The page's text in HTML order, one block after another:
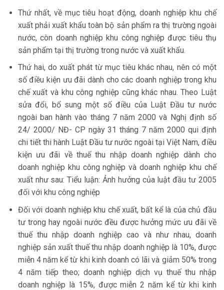
Thứ nhất, về mục tiêu hoạt động, doanh nghiệp khu chế
xuất phải xuất khẩu toàn bộ sản phẩm ra thị trường ngoài
nước, còn doanh nghiệp khu công nghiệp được tiêu thụ
sản phẩm tại thị trường trong nước và xuất khẩu.
Thứ hai, do xuất phát từ mục tiêu khác nhau, nên có một
số điều kiện ưu đãi dành cho các doanh nghiệp trong khu
chế xuất và khu công nghiệp cũng khác nhau. Theo Luật
sửa đổi, bổ sung một số điều của Luật Đầu tư nước
ngoài ban hành vào tháng 7 năm 2000 và Nghị định số
24/ 2000/ NĐ- CP ngày 31 tháng 7 năm 2000 qui định
chi tiết thi hành Luật Đầu tư nước ngoài tại Việt Nam, điều
kiện ưu đãi về thuế thu nhập doanh nghiệp dành cho
doanh nghiệp khu công nghiệp và doanh nghiệp khu chế
xuất như sau: Tiểu luận: Ảnh hưởng của luật đầu tư 2005
đối với khu công nghiệp
Đối với doanh nghiệp khu chế xuất, bất kể là của chủ đầu
tư trong hay ngoài nước đều được hưởng mức ưu đãi về
thuế thu nhập doanh nghiệp cao và như nhau, doanh
nghiệp sản xuất thuế thu nhập doanh nghiệp là 10%, được
miễn 4 năm kể từ khi kinh doanh có lãi và giảm 50% trong
4 năm tiếp theo; doanh nghiệp dịch vụ thuế thu nhập
doanh nghiệp là 15%, được miễn 2 năm kể từ khi kinh